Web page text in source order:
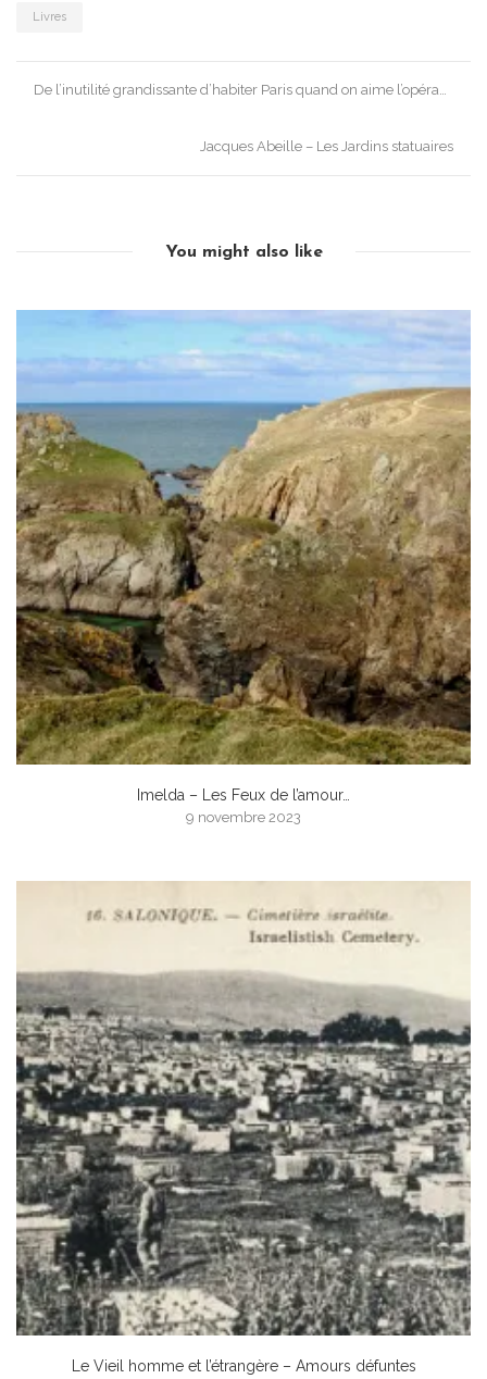
Livres
Post
De l’inutilité grandissante d’habiter Paris quand on aime l’opéra…
Jacques Abeille – Les Jardins statuaires
You might also like
Imelda – Les Feux de l’amour…
9 novembre 2023
Le Vieil homme et l’étrangère – Amours défuntes